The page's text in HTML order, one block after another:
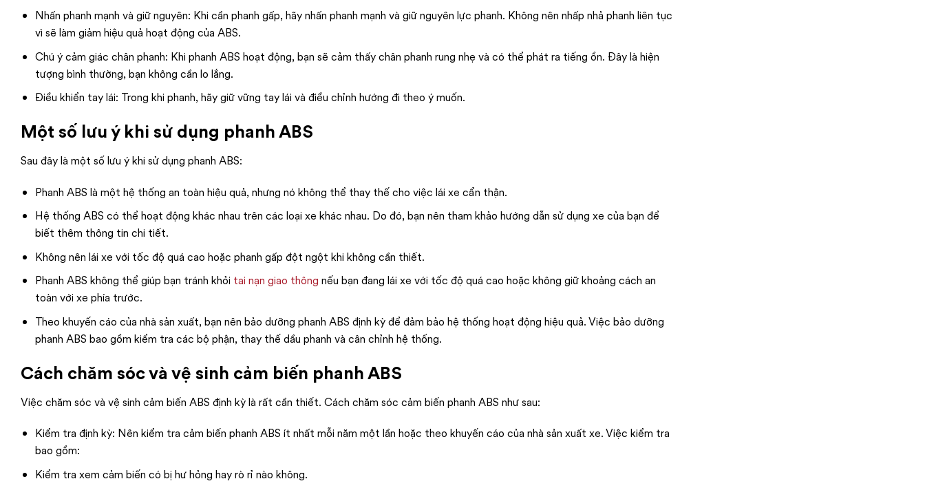
Nhấn phanh mạnh và giữ nguyên: Khi cần phanh gấp, hãy nhấn phanh mạnh và giữ nguyên lực phanh. Không nên nhấp nhả phanh liên tục
vì sẽ làm giảm hiệu quả hoạt động của ABS.
Chú ý cảm giác chân phanh: Khi phanh ABS hoạt động, bạn sẽ cảm thấy chân phanh rung nhẹ và có thể phát ra tiếng ồn. Đây là hiện
tượng bình thường, bạn không cần lo lắng.
Điều khiển tay lái: Trong khi phanh, hãy giữ vững tay lái và điều chỉnh hướng đi theo ý muốn.
Một số lưu ý khi sử dụng phanh ABS
Sau đây là một số lưu ý khi sử dụng phanh ABS:
Phanh ABS là một hệ thống an toàn hiệu quả, nhưng nó không thể thay thế cho việc lái xe cẩn thận.
Hệ thống ABS có thể hoạt động khác nhau trên các loại xe khác nhau. Do đó, bạn nên tham khảo hướng dẫn sử dụng xe của bạn để
biết thêm thông tin chi tiết.
Không nên lái xe với tốc độ quá cao hoặc phanh gấp đột ngột khi không cần thiết.
Phanh ABS không thể giúp bạn tránh khỏi tai nạn giao thông nếu bạn đang lái xe với tốc độ quá cao hoặc không giữ khoảng cách an
toàn với xe phía trước.
Theo khuyến cáo của nhà sản xuất, bạn nên bảo dưỡng phanh ABS định kỳ để đảm bảo hệ thống hoạt động hiệu quả. Việc bảo dưỡng
phanh ABS bao gồm kiểm tra các bộ phận, thay thế dầu phanh và cân chỉnh hệ thống.
Cách chăm sóc và vệ sinh cảm biến phanh ABS
Việc chăm sóc và vệ sinh cảm biến ABS định kỳ là rất cần thiết. Cách chăm sóc cảm biến phanh ABS như sau:
Kiểm tra định kỳ: Nên kiểm tra cảm biến phanh ABS ít nhất mỗi năm một lần hoặc theo khuyến cáo của nhà sản xuất xe. Việc kiểm tra
bao gồm:
Kiểm tra xem cảm biến có bị hư hỏng hay rò rỉ nào không.